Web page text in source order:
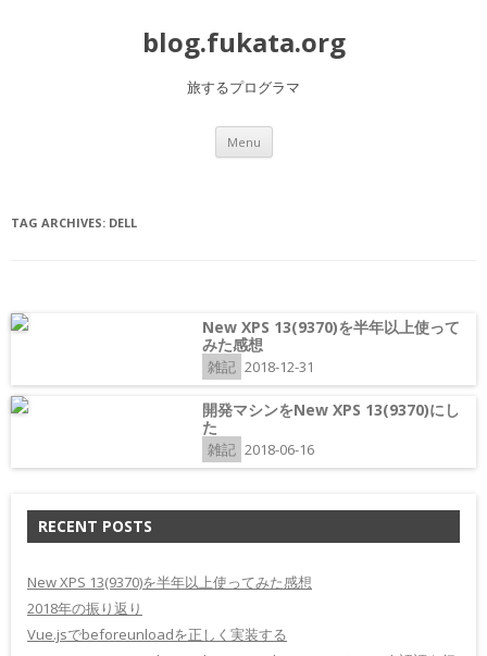
blog.fukata.org
旅するプログラマ
Menu Skip to content
TAG ARCHIVES: DELL
New XPS 13(9370)を半年以上使って
みた感想
雑記 2018-12-31
開発マシンをNew XPS 13(9370)にし
た
雑記 2018-06-16
RECENT POSTS
New XPS 13(9370)を半年以上使ってみた感想
2018年の振り返り
Vue.jsでbeforeunloadを正しく実装する